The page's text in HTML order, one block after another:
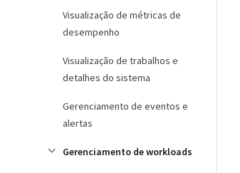
Visualização de métricas de
desempenho
Visualização de trabalhos e
detalhes do sistema
Gerenciamento de eventos e
alertas
Gerenciamento de workloads